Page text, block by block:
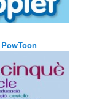
PowToon